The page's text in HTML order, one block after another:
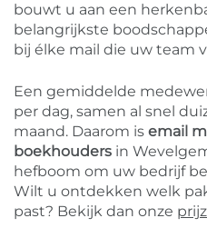
bouwt u aan een
belangrijkste
bij élke mail die uw team
Een gemiddelde
per dag, samen al snel
maand. Daarom is email
boekhouders in
hefboom om uw bedrijf
Wilt u ontdekken welk
past? Bekijk dan onze